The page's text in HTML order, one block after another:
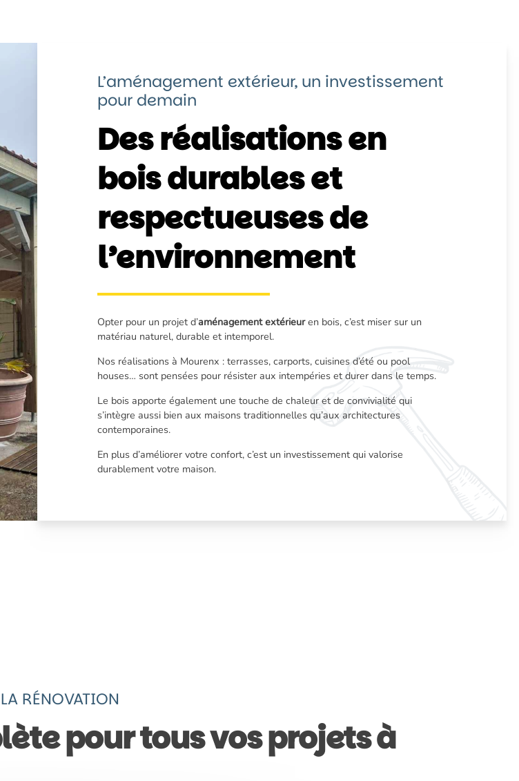
L’aménagement extérieur, un investissement
pour demain
Des réalisations en
bois durables et
respectueuses de
l’environnement
Opter pour un projet d’aménagement extérieuren bois, c’est miser sur un
matériau naturel, durable et intemporel.
Nos réalisations à Mourenx : terrasses, carports, cuisines d’été ou pool
houses… sont pensées pour résister aux intempéries et durer dans le temps.
Le bois apporte également une touche de chaleur et de convivialité qui
s’intègre aussi bien aux maisons traditionnelles qu’aux architectures
contemporaines.
En plus d’améliorer votre confort, c’est un investissement qui valorise
durablement votre maison.
RÉNOVATION
pour tous vos projets à